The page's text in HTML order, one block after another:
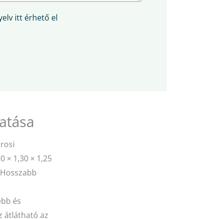
itt érhető el
× 1,30 × 1,25
és
átlátható az